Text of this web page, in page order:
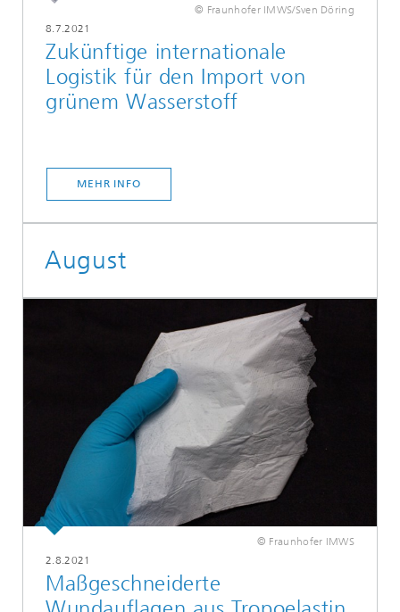
© Fraunhofer IMWS/Sven Döring
8.7.2021
Zukünftige internationale
Logistik für den Import von
grünem Wasserstoff
MEHR INFO
August
© Fraunhofer IMWS
2.8.2021
Maßgeschneiderte